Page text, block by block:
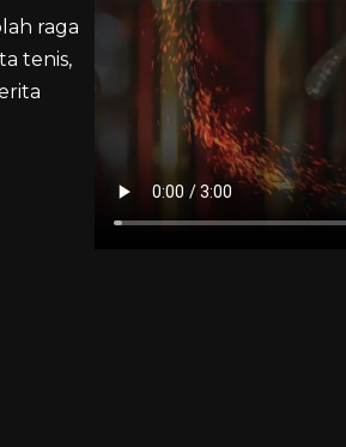
raga
tenis,